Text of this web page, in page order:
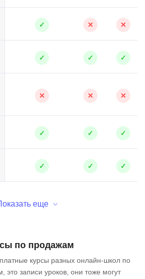
✓ ✕ ✕
✓ ✓ ✓
✕ ✕ ✕
✓ ✓ ✓
✓ ✓ ✓
еще
по продажам
курсы разных онлайн-школ по
это записи уроков, они тоже могут